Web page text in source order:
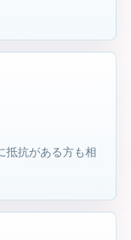
抵抗がある方も相